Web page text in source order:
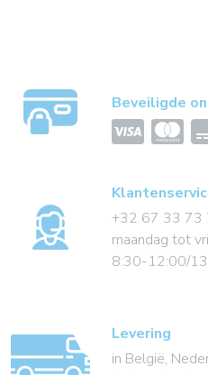
Beveiligde
+32 67 33 73
maandag tot
8:30-12:00/
Levering
in België,